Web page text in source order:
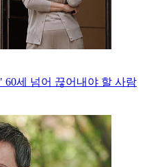
세 넘어 끊어내야 할 사람